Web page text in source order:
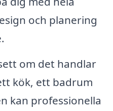
och planering
om det handlar
kök, ett badrum
kan professionella